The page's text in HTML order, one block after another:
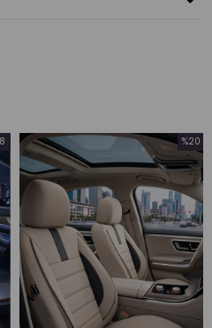
%20
İndirim
%20İndirim